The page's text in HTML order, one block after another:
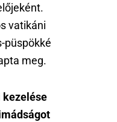
vatikáni
püspökké
meg.
kezelése